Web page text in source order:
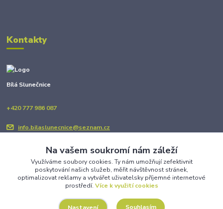
Kontakty
Bílá Slunečnice
+420 777 986 087
info.bilaslunecnice@seznam.cz
Upravit sběr cookies.
Na vašem soukromí nám záleží
Využíváme soubory cookies. Ty nám umožňují zefektivnit
poskytování našich služeb, měřit návštěvnost stránek,
optimalizovat reklamy a vytvářet uživatelsky příjemné internetové
prostředí. Více k využití cookies
Nastavení Souhlasím